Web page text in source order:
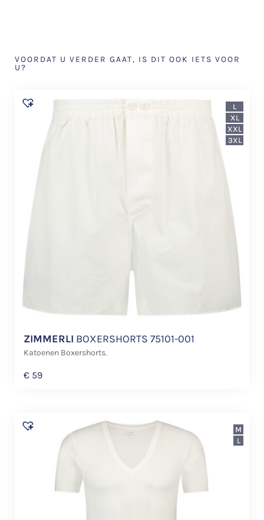
VOORDAT U VERDER GAAT, IS DIT OOK IETS VOOR
U?
ZIMMERLI BOXERSHORTS 75101-001
Katoenen Boxershorts.
€ 59
L
XL
XXL
3XL
M
L